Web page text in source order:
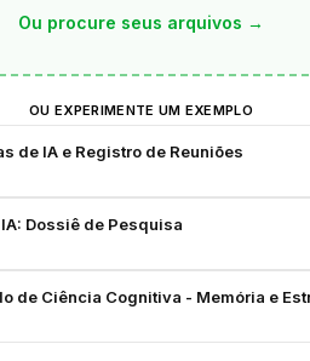
Ou procure seus arquivos →
OU EXPERIMENTE UM EXEMPLO
de IA e Registro de Reuniões
Dossiê de Pesquisa
de Ciência Cognitiva - Memória e